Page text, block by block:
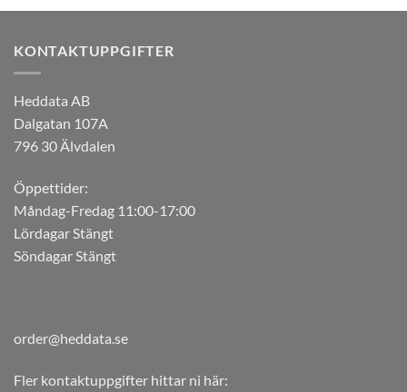
varianter.
olika
väljas
på
produktsidan
varianter.
KONTAKTUPPGIFTER
Heddata AB
Dalgatan 107A
796 30 Älvdalen
Öppettider:
Måndag-Fredag 11:00-17:00
Lördagar Stängt
Söndagar Stängt
order@heddata.se
Fler kontaktuppgifter hittar ni här: